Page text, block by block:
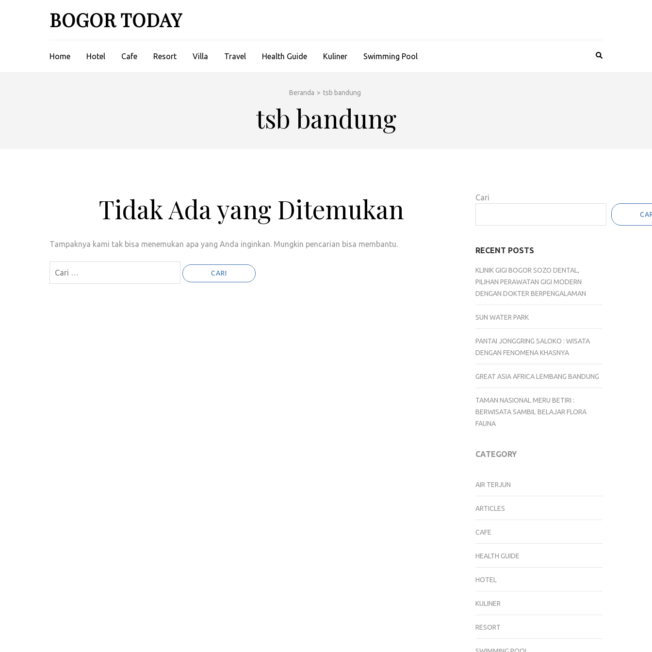
BOGOR TODAY
Home Hotel Cafe Resort Villa Travel Health Guide Kuliner Swimming Pool
Beranda > tsb bandung
tsb bandung
Tidak Ada yang Ditemukan
Tampaknya kami tak bisa menemukan apa yang Anda inginkan. Mungkin pencarian bisa membantu.
untuk:
Cari
RECENT POSTS
KLINIK GIGI BOGOR SOZO DENTAL,
PILIHAN PERAWATAN GIGI MODERN
DENGAN DOKTER BERPENGALAMAN
SUN WATER PARK
PANTAI JONGGRING SALOKO : WISATA
DENGAN FENOMENA KHASNYA
GREAT ASIA AFRICA LEMBANG BANDUNG
TAMAN NASIONAL MERU BETIRI :
BERWISATA SAMBIL BELAJAR FLORA
FAUNA
CATEGORY
AIR TERJUN
ARTICLES
CAFE
HEALTH GUIDE
HOTEL
KULINER
RESORT